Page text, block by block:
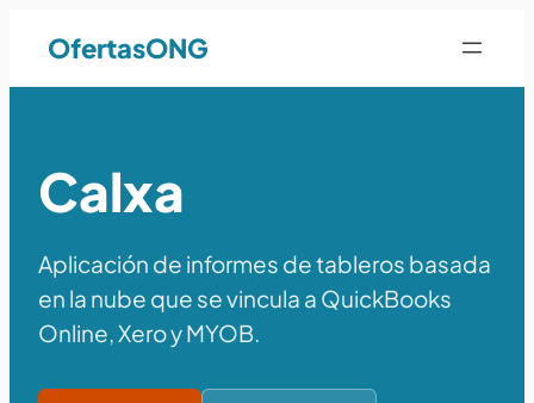
OfertasONG
Calxa
Aplicación de informes de tableros basada
en la nube que se vincula a QuickBooks
Online, Xero y MYOB.